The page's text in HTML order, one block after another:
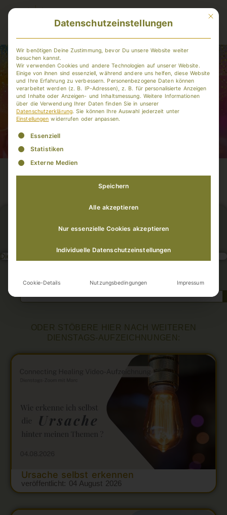
Member-Login
der spirituelle Weg
Dies ist geschützter Inhalt für Gold-Mitglieder.
ODER STÖBERE HIER NACH WEITEREN
DIENSTAGS-AUFZEICHNUNGEN:
Ursache selbst erkennen
veröffentlicht: 04 August 2026
Mit
Datenschutzeinstellungen
Wir benötigen Deine Zustimmung, bevor Du unsere Website weiter
besuchen kannst.
Wir verwenden Cookies und andere Technologien auf unserer Website.
Einige von ihnen sind essenziell, während andere uns helfen, diese Website
und Ihre Erfahrung zu verbessern. Personenbezogene Daten können
verarbeitet werden (z. B. IP-Adressen), z. B. für personalisierte Anzeigen
und Inhalte oder Anzeigen- und Inhaltsmessung. Weitere Informationen
über die Verwendung Ihrer Daten finden Sie in unserer
Datenschutzerklärung. Sie können Ihre Auswahl jederzeit unter
Einstellungen widerrufen oder anpassen.
Es folgt eine Liste der Service-Gruppen, für die eine
Essenziell
Statistiken
Externe Medien
Speichern
Alle akzeptieren
Nur essenzielle Cookies akzeptieren
Individuelle Datenschutzeinstellungen
Cookie-Details Nutzungsbedingungen Impressum